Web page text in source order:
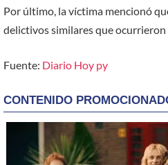
Por último, la víctima mencionó
delictivos similares que ocurrieron
Fuente: Diario Hoy py